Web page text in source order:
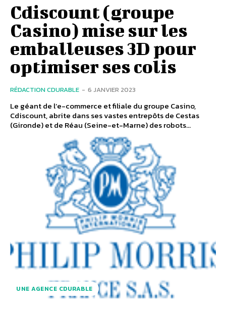
Cdiscount (groupe
Casino) mise sur les
emballeuses 3D pour
optimiser ses colis
RÉDACTION CDURABLE - 6 JANVIER 2023
Le géant de l’e-commerce et filiale du groupe Casino,
Cdiscount, abrite dans ses vastes entrepôts de Cestas
(Gironde) et de Réau (Seine-et-Marne) des robots...
UNE AGENCE CDURABLE